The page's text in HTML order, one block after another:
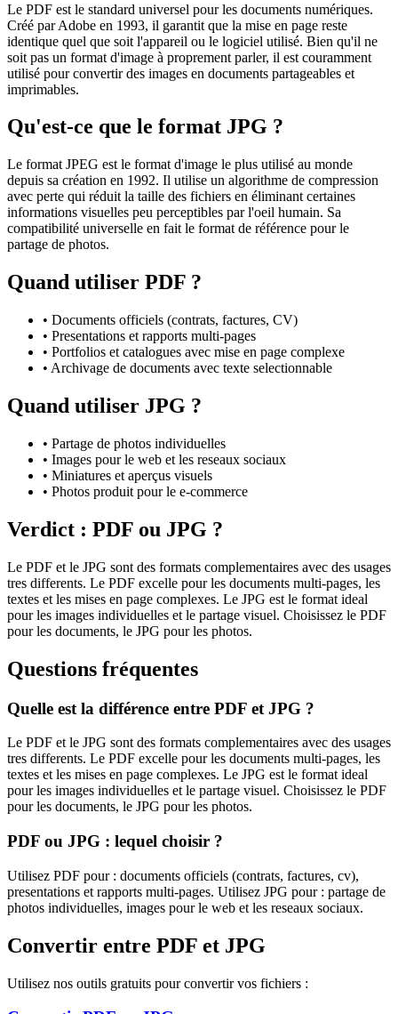
Le PDF est le standard universel pour les documents numériques.
Créé par Adobe en 1993, il garantit que la mise en page reste
identique quel que soit l'appareil ou le logiciel utilisé. Bien qu'il ne
soit pas un format d'image à proprement parler, il est couramment
utilisé pour convertir des images en documents partageables et
imprimables.
Qu'est-ce que le format JPG ?
Le format JPEG est le format d'image le plus utilisé au monde
depuis sa création en 1992. Il utilise un algorithme de compression
avec perte qui réduit la taille des fichiers en éliminant certaines
informations visuelles peu perceptibles par l'oeil humain. Sa
compatibilité universelle en fait le format de référence pour le
partage de photos.
Quand utiliser PDF ?
• Documents officiels (contrats, factures, CV)
• Presentations et rapports multi-pages
• Portfolios et catalogues avec mise en page complexe
• Archivage de documents avec texte selectionnable
Quand utiliser JPG ?
• Partage de photos individuelles
• Images pour le web et les reseaux sociaux
• Miniatures et aperçus visuels
• Photos produit pour le e-commerce
Verdict : PDF ou JPG ?
Le PDF et le JPG sont des formats complementaires avec des usages
tres differents. Le PDF excelle pour les documents multi-pages, les
textes et les mises en page complexes. Le JPG est le format ideal
pour les images individuelles et le partage visuel. Choisissez le PDF
pour les documents, le JPG pour les photos.
Questions fréquentes
Quelle est la différence entre PDF et JPG ?
Le PDF et le JPG sont des formats complementaires avec des usages
tres differents. Le PDF excelle pour les documents multi-pages, les
textes et les mises en page complexes. Le JPG est le format ideal
pour les images individuelles et le partage visuel. Choisissez le PDF
pour les documents, le JPG pour les photos.
PDF ou JPG : lequel choisir ?
Utilisez PDF pour : documents officiels (contrats, factures, cv),
presentations et rapports multi-pages. Utilisez JPG pour : partage de
photos individuelles, images pour le web et les reseaux sociaux.
Convertir entre PDF et JPG
Utilisez nos outils gratuits pour convertir vos fichiers :